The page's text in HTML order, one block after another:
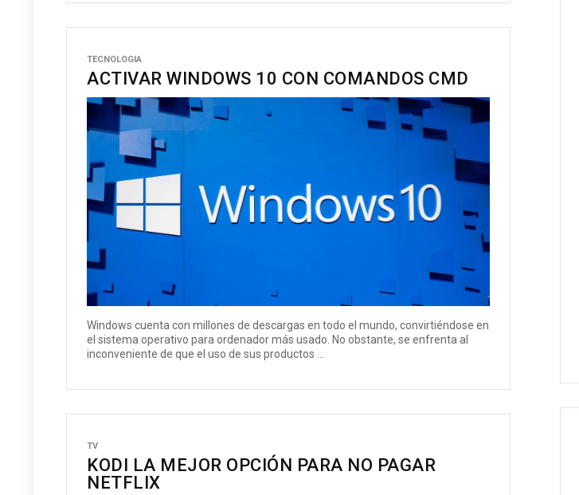
TECNOLOGIA
ACTIVAR WINDOWS 10 CON COMANDOS CMD
Windows cuenta con millones de descargas en todo el mundo, convirtiéndose en
el sistema operativo para ordenador más usado. No obstante, se enfrenta al
inconveniente de que el uso de sus productos ...
TV
KODI LA MEJOR OPCIÓN PARA NO PAGAR
NETFLIX